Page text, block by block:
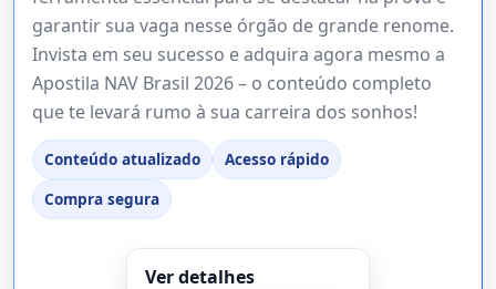
garantir sua vaga nesse órgão de grande renome.
Invista em seu sucesso e adquira agora mesmo a
Apostila NAV Brasil 2026 – o conteúdo completo
que te levará rumo à sua carreira dos sonhos!
Conteúdo atualizado
Acesso rápido
Compra segura
Ver detalhes